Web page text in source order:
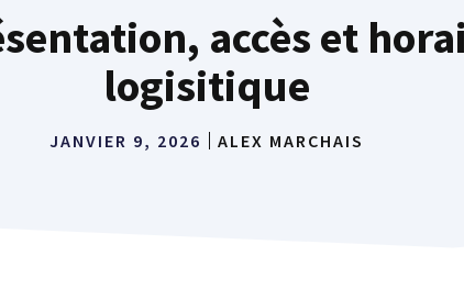
accès et
logisitique
JANVIER 9, 2026 ALEX MARCHAIS